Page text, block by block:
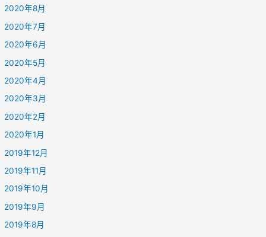
2020年8月
2020年7月
2020年6月
2020年5月
2020年4月
2020年3月
2020年2月
2020年1月
2019年12月
2019年11月
2019年10月
2019年9月
2019年8月